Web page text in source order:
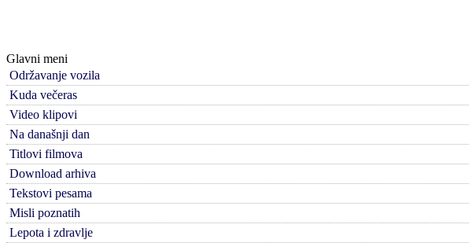
Glavni meni
Održavanje vozila
Kuda večeras
Video klipovi
Na današnji dan
Titlovi filmova
Download arhiva
Tekstovi pesama
Misli poznatih
Lepota i zdravlje